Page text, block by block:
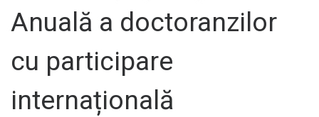
Anuală a doctoranzilor
cu participare
internațională